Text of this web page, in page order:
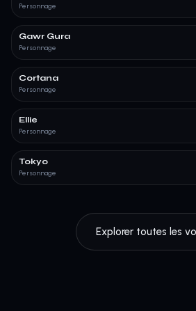
Personnage
Gawr Gura
Personnage
Cortana
Personnage
Ellie
Personnage
Tokyo
Personnage
Explorer toutes les